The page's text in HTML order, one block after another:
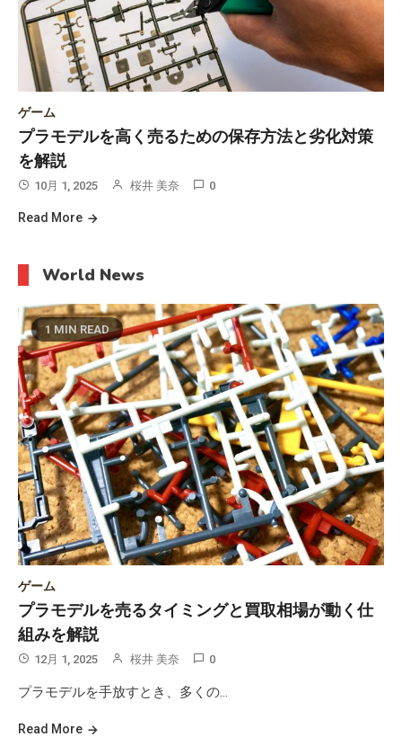
ゲーム
プラモデルを高く売るための保存方法と劣化対策
を解説
10月 1, 2025 桜井 美奈 0
Read More
World News
1 MIN READ
ゲーム
プラモデルを売るタイミングと買取相場が動く仕
組みを解説
12月 1, 2025 桜井 美奈 0
プラモデルを手放すとき、多くの…
Read More